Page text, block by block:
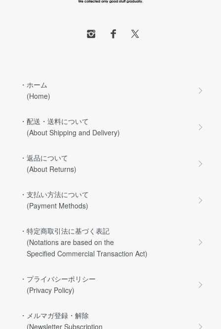
・ホーム
(Home)
・配送・送料について
(About Shipping and Delivery)
・返品について
(About Returns)
・支払い方法について
(Payment Methods)
・特定商取引法に基づく表記
(Notations are based on the
Specified Commercial Transaction Act)
・プライバシーポリシー
(Privacy Policy)
・メルマガ登録・解除
(Newsletter Subscription